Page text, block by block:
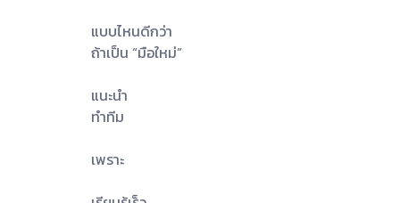
แบบไหนดีกว่า
ถ้าเป็น “มือใหม่”
แนะนำ
ทำทีม
เพราะ